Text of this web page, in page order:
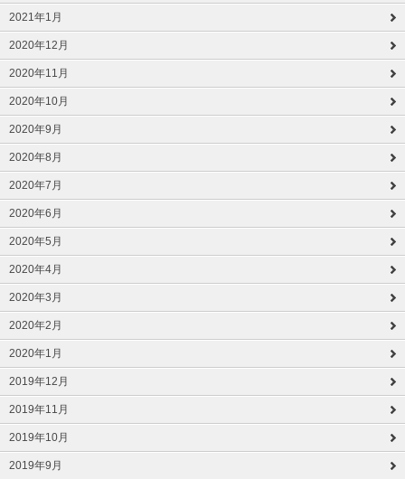
2021年1月
2020年12月
2020年11月
2020年10月
2020年9月
2020年8月
2020年7月
2020年6月
2020年5月
2020年4月
2020年3月
2020年2月
2020年1月
2019年12月
2019年11月
2019年10月
2019年9月